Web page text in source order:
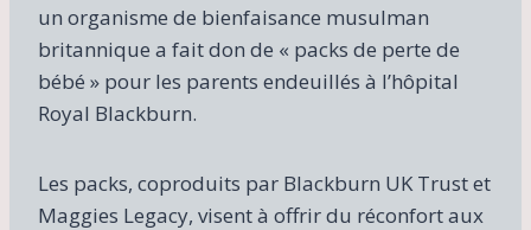
un organisme de bienfaisance musulman
britannique a fait don de « packs de perte de
bébé » pour les parents endeuillés à l’hôpital
Royal Blackburn.
Les packs, coproduits par Blackburn UK Trust et
Maggies Legacy, visent à offrir du réconfort aux